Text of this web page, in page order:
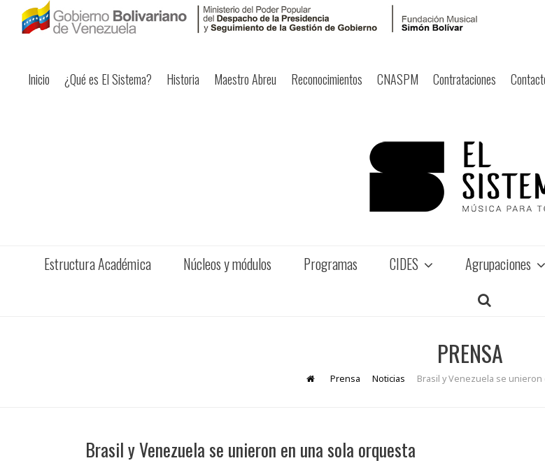
Inicio ¿Qué es El Sistema? Historia Maestro Abreu Reconocimientos CNASPM Contrataciones
Estructura Académica Núcleos y módulos Programas CIDES Agrupaciones
PRENSA
Prensa Noticias Brasil y Venezuela se
Brasil y Venezuela se unieron en una sola orquesta